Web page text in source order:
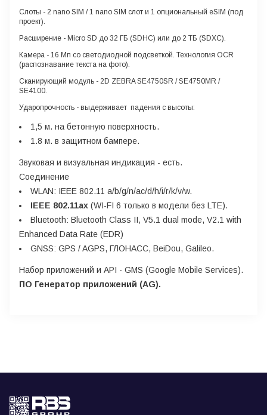
Слоты - 2 nano SIM / 1 nano SIM слот и 1 опциональный eSIM (под
проект).
Расширение - Micro SD до 32 ГБ (SDHC) или до 2 ТБ (SDXC).
Камера - 16 Мп со светодиодной подсветкой. Технология OCR
(распознавание текста на фото).
Сканирующий модуль - 2D ZEBRA SE4750SR / SE4750MR /
SE4100.
Ударопрочность - выдерживает падения с высоты:
1,5 м. на бетонную поверхность.
1.8 м. в защитном бампере.
Звуковая и визуальная индикация - есть.
Соединение
WLAN: IEEE 802.11 a/b/g/n/ac/d/h/i/r/k/v/w.
IEEE 802.11ax (WI-FI 6 только в модели без LTE).
Bluetooth: Bluetooth Class II, V5.1 dual mode, V2.1 with
Enhanced Data Rate (EDR)
GNSS: GPS / AGPS, ГЛОНАСС, BeiDou, Galileo.
Набор приложений и API - GMS (Google Mobile Services).
ПО Генератор приложений (AG).